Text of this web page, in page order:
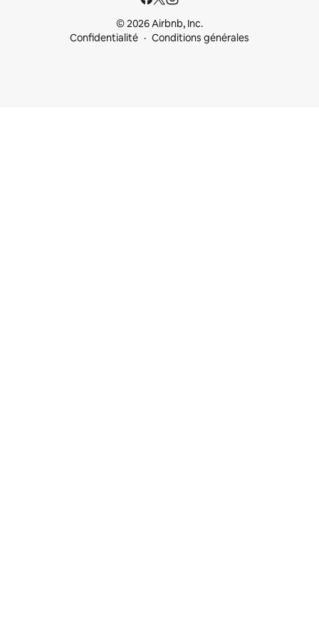
© 2026 Airbnb, Inc.
Confidentialité
Conditions générales